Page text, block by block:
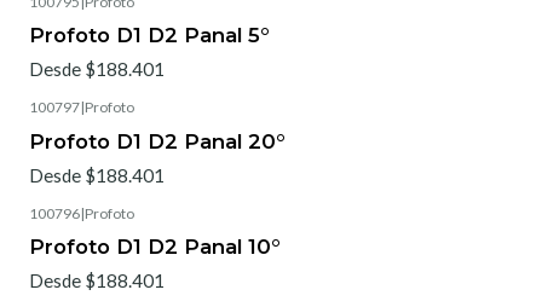
Profoto D1 D2 Panal 5°
Desde $188.401
100797|Profoto
Profoto D1 D2 Panal 20°
Desde $188.401
100796|Profoto
Profoto D1 D2 Panal 10°
Desde $188.401